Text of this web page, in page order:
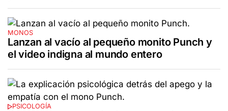
MONOS
Lanzan al vacío al pequeño monito Punch y
el video indigna al mundo entero
PSICOLOGÍA